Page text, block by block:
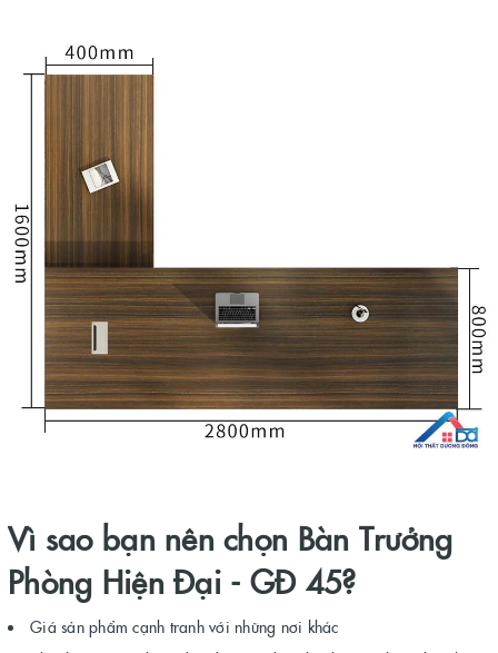
Vì sao bạn nên chọn Bàn Trưởng
Phòng Hiện Đại - GĐ 45?
Giá sản phẩm cạnh tranh với những nơi khác